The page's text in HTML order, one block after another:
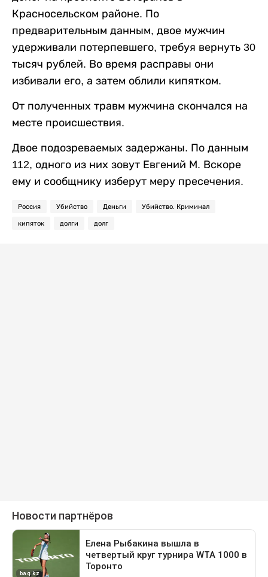
Красносельском районе. По
предварительным данным, двое мужчин
удерживали потерпевшего, требуя вернуть 30
тысяч рублей. Во время расправы они
избивали его, а затем облили кипятком.
От полученных травм мужчина скончался на
месте происшествия.
Двое подозреваемых задержаны. По данным
112, одного из них зовут Евгений М. Вскоре
ему и сообщнику изберут меру пресечения.
Россия Убийство Деньги Убийство. Криминал
кипяток долги долг